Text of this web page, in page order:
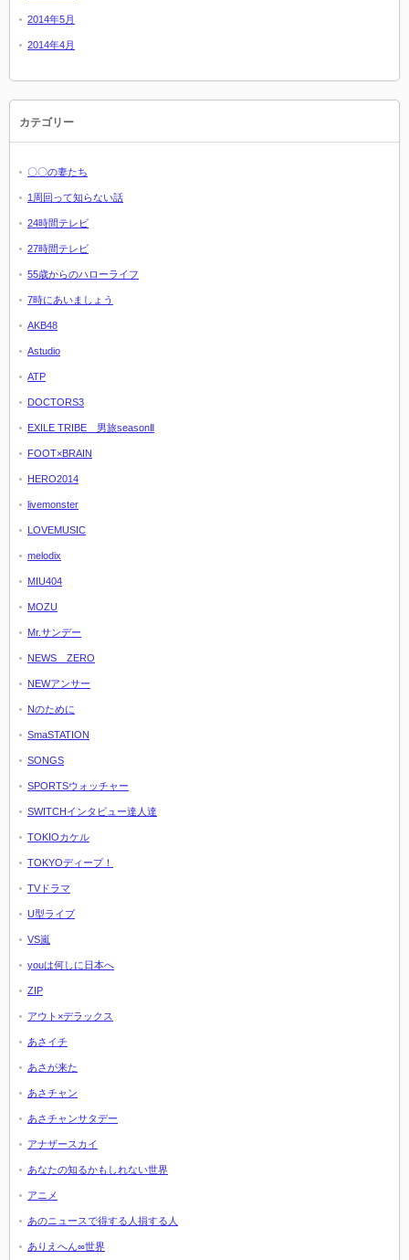
2014年5月
2014年4月
カテゴリー
〇〇の妻たち
1周回って知らない話
24時間テレビ
27時間テレビ
55歳からのハローライフ
7時にあいましょう
AKB48
Astudio
ATP
DOCTORS3
EXILE TRIBE 男旅seasonⅡ
FOOT×BRAIN
HERO2014
livemonster
LOVEMUSIC
melodix
MIU404
MOZU
Mr.サンデー
NEWS ZERO
NEWアンサー
Nのために
SmaSTATION
SONGS
SPORTSウォッチャー
SWITCHインタビュー達人達
TOKIOカケル
TOKYOディープ！
TVドラマ
U型ライブ
VS嵐
youは何しに日本へ
ZIP
アウト×デラックス
あさイチ
あさが来た
あさチャン
あさチャンサタデー
アナザースカイ
あなたの知るかもしれない世界
アニメ
あのニュースで得する人損する人
ありえへん∞世界